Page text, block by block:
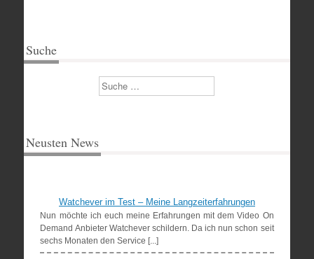
Suche
Suchen
Neusten News
Watchever im Test – Meine Langzeiterfahrungen
Nun möchte ich euch meine Erfahrungen mit dem Video On
Demand Anbieter Watchever schildern. Da ich nun schon seit
sechs Monaten den Service [...]